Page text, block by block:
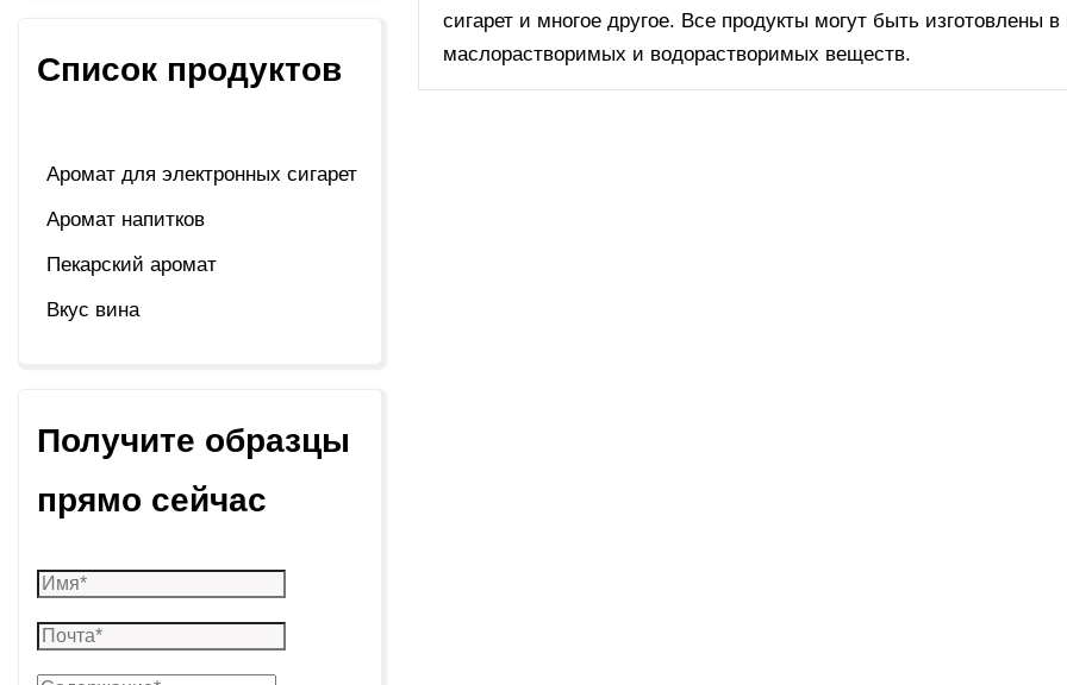
Список продуктов
Аромат для электронных сигарет
Аромат напитков
Пекарский аромат
Вкус вина
Получите образцы
прямо сейчас
сигарет и многое другое. Все продукты могут быть изготовлены
маслорастворимых и водорастворимых веществ.